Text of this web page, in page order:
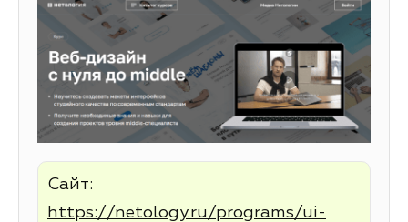
Сайт:
https://netology.ru/programs/ui-